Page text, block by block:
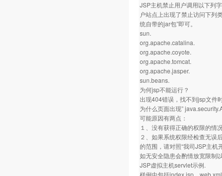
JSP主机禁止用户调用以下列
户站点上出现了禁止访问下列
统自带的jar包”即可。
sun.
org.apache.catalina.
org.apache.coyote.
org.apache.tomcat.
org.apache.jasper.
sun.beans.
为何jsp不能运行？
出现404错误，找不到jsp文件
为什么页面出现”
可能原因有两点：
１、没有获得正确的权限的情
２、如果系统权限经检查无误
的范围，请对照“我司JSP主机
如无安全隐患会酌情放宽限制
JSP虚拟主机servlet示例.
样例中包括index.jsp、